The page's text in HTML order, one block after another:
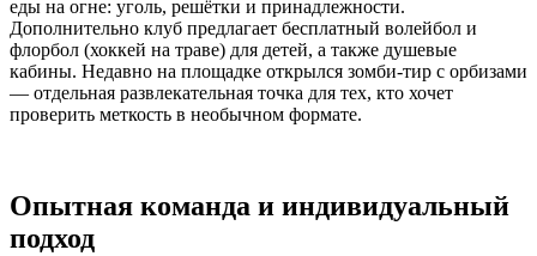
еды на огне: уголь, решётки и принадлежности.
Дополнительно клуб предлагает бесплатный волейбол и
флорбол (хоккей на траве) для детей, а также душевые
кабины. Недавно на площадке открылся зомби-тир с орбизами
— отдельная развлекательная точка для тех, кто хочет
проверить меткость в необычном формате.
Опытная команда и индивидуальный
подход